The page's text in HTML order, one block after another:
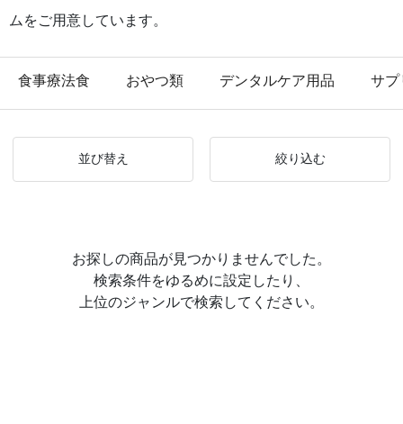
ムをご用意しています。
食事療法食 おやつ類 デンタルケア用品 サプ
並び替え 絞り込む
お探しの商品が見つかりませんでした。
検索条件をゆるめに設定したり、
上位のジャンルで検索してください。